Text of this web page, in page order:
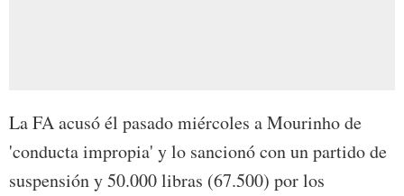
La FA acusó él pasado miércoles a Mourinho de
'conducta impropia' y lo sancionó con un partido de
suspensión y 50.000 libras (67.500) por los